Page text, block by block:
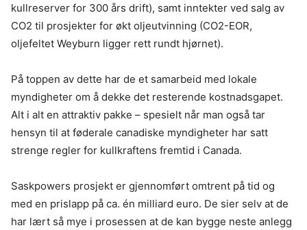
kullreserver for 300 års drift), samt inntekter ved salg av
CO2 til prosjekter for økt oljeutvinning (CO2-EOR,
oljefeltet Weyburn ligger rett rundt hjørnet).
På toppen av dette har de et samarbeid med lokale
myndigheter om å dekke det resterende kostnadsgapet.
Alt i alt en attraktiv pakke – spesielt når man også tar
hensyn til at føderale canadiske myndigheter har satt
strenge regler for kullkraftens fremtid i Canada.
Saskpowers prosjekt er gjennomført omtrent på tid og
med en prislapp på ca. én milliard euro. De sier selv at de
har lært så mye i prosessen at de kan bygge neste anlegg